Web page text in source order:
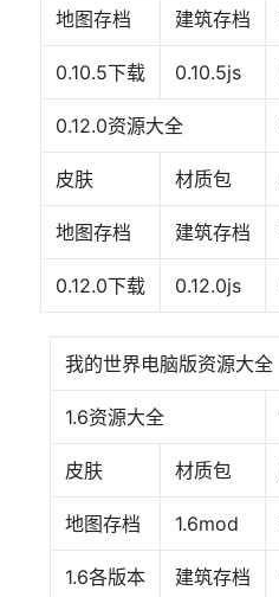
地图存档 建筑存档
0.10.5下载 0.10.5js
0.12.0资源大全
皮肤 材质包
地图存档 建筑存档
0.12.0下载 0.12.0js
我的世界电脑版资源大全
1.6资源大全
皮肤 材质包
地图存档 1.6mod
1.6各版本 建筑存档